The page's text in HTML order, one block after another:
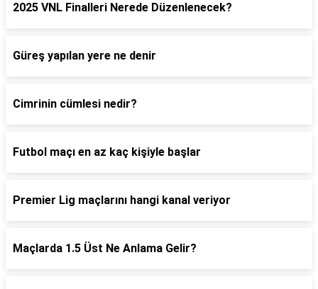
2025 VNL Finalleri Nerede Düzenlenecek?
Güreş yapılan yere ne denir
Cimrinin cümlesi nedir?
Futbol maçı en az kaç kişiyle başlar
Premier Lig maçlarını hangi kanal veriyor
Maçlarda 1.5 Üst Ne Anlama Gelir?